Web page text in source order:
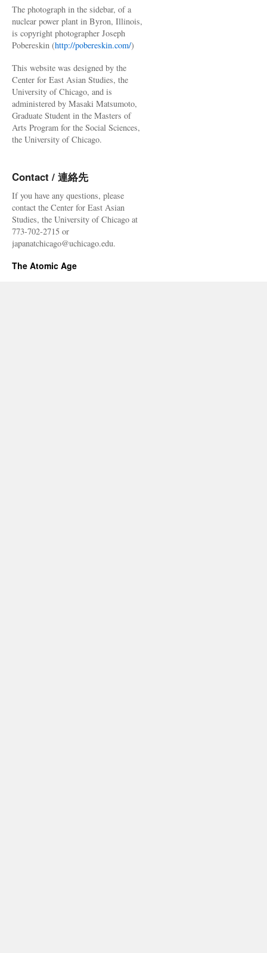
The photograph in the sidebar, of a
nuclear power plant in Byron, Illinois,
is copyright photographer Joseph
Pobereskin (http://pobereskin.com/)
This website was designed by the
Center for East Asian Studies, the
University of Chicago, and is
administered by Masaki Matsumoto,
Graduate Student in the Masters of
Arts Program for the Social Sciences,
the University of Chicago.
Contact / 連絡先
If you have any questions, please
contact the Center for East Asian
Studies, the University of Chicago at
773-702-2715 or
japanatchicago@uchicago.edu.
The Atomic Age